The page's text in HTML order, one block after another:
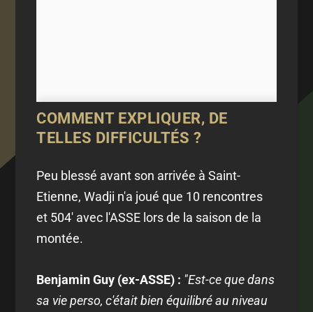
COMMENT EXPLIQUER, DE
TELLES DIFFICULTÉS ?
Peu blessé avant son arrivée à Saint-
Etienne, Wadji n'a joué que 10 rencontres
et 504' avec l'ASSE lors de la saison de la
montée.
Benjamin Guy (ex-ASSE) : "Est-ce que dans
sa vie perso, c'était bien équilibré au niveau